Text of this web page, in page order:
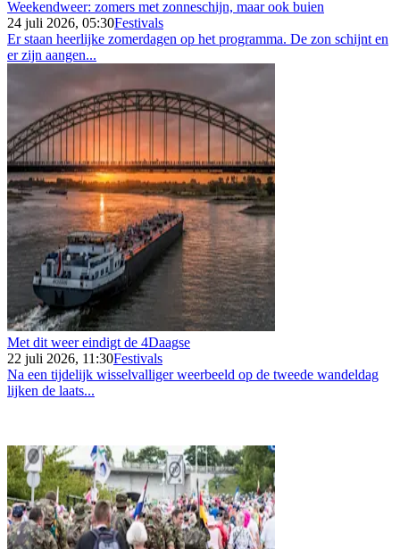
Weekendweer: zomers met zonneschijn, maar ook buien
24 juli 2026, 05:30Festivals
Er staan heerlijke zomerdagen op het programma. De zon schijnt en
er zijn aangen...
Met dit weer eindigt de 4Daagse
22 juli 2026, 11:30Festivals
Na een tijdelijk wisselvalliger weerbeeld op de tweede wandeldag
lijken de laats...